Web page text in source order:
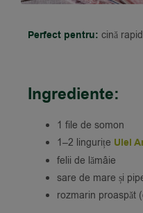
Perfect pentru: cină
Ingrediente:
1 file de somon
1–2 lingurițe Ulei
felii de lămâie
sare de mare și
rozmarin proaspăt